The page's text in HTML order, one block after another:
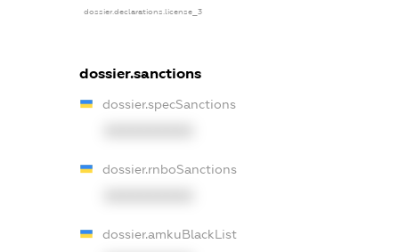
dossier.declarations.license_3
dossier.sanctions
dossier.specSanctions
dossier.rnboSanctions
dossier.amkuBlackList